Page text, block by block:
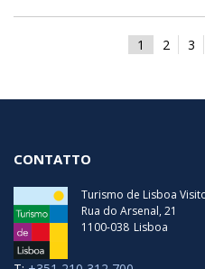
1 2 3
CONTATTO
Turismo de Lisboa
Rua do Arsenal, 21
1100-038 Lisboa